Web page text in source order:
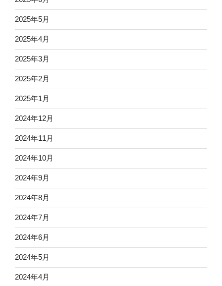
2025年5月
2025年4月
2025年3月
2025年2月
2025年1月
2024年12月
2024年11月
2024年10月
2024年9月
2024年8月
2024年7月
2024年6月
2024年5月
2024年4月